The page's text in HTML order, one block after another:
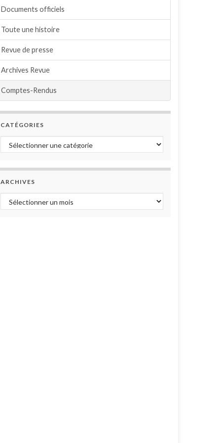
Documents officiels
Toute une histoire
Revue de presse
Archives Revue
Comptes-Rendus
CATÉGORIES
Catégories
ARCHIVES
Archives